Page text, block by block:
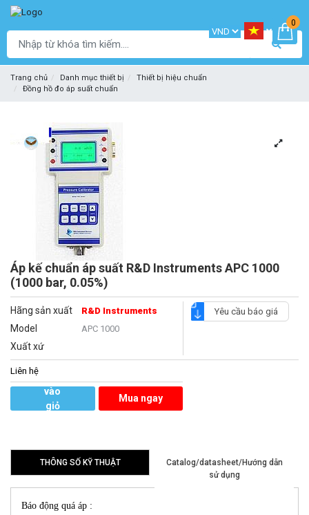
0
Trang chủ Danh mục thiết bị
Thiết bị hiệu chuẩn
Đồng hồ đo áp suất chuẩn
Áp kế chuẩn áp suất R&D Instruments APC 1000
(1000 bar, 0.05%)
Hãng sản xuất R&D Instruments
Model APC 1000
Xuất xứ
Yêu cầu báo giá
Liên hệ
vào
giỏ
Mua ngay
THÔNG SỐ KỸ THUẬT
Catalog/datasheet/Hướng dẫn
sử dụng
Báo động quá áp :